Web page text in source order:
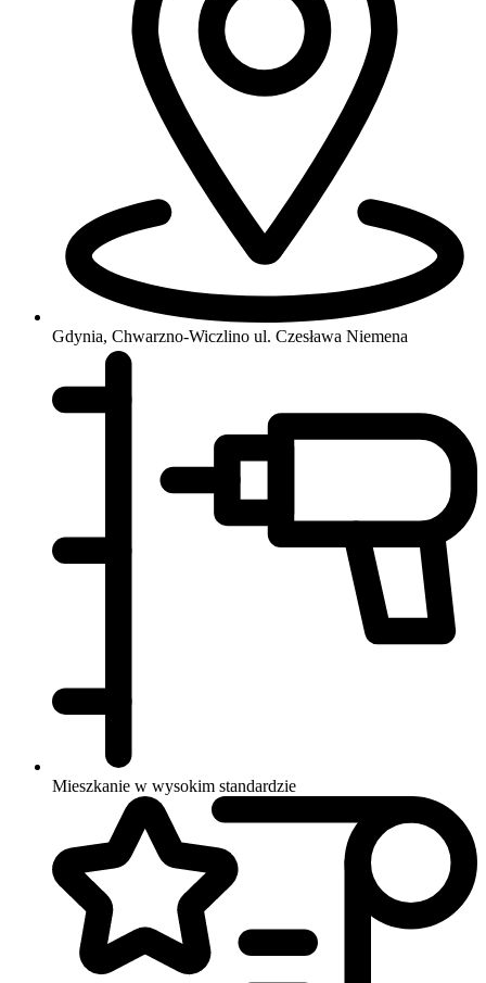
Gdynia, Chwarzno-Wiczlino ul. Czesława Niemena
Mieszkanie w wysokim standardzie